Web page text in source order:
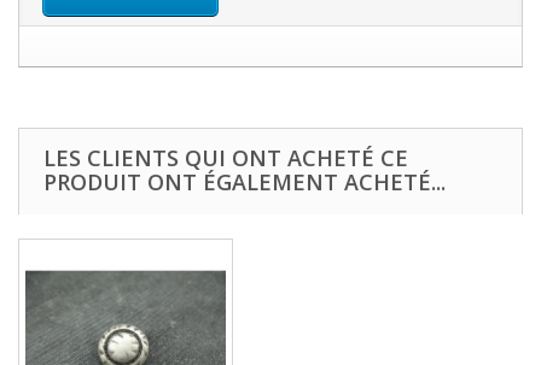
LES CLIENTS QUI ONT ACHETÉ CE
PRODUIT ONT ÉGALEMENT ACHETÉ...